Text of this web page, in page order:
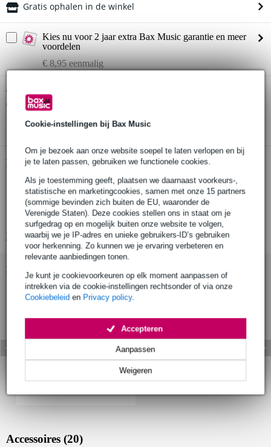
Cookie-instellingen bij Bax Music
Om je bezoek aan onze website soepel te laten verlopen en bij
je te laten passen, gebruiken we functionele cookies.
Als je toestemming geeft, plaatsen we daarnaast voorkeurs-,
statistische en marketingcookies, samen met onze 15 partners
(sommige bevinden zich buiten de EU, waaronder de
Verenigde Staten). Deze cookies stellen ons in staat om je
surfgedrag op en mogelijk buiten onze website te volgen,
waarbij we je IP-adres en unieke gebruikers-ID’s gebruiken
voor herkenning. Zo kunnen we je ervaring verbeteren en
relevante aanbiedingen tonen.
Je kunt je cookievoorkeuren op elk moment aanpassen of
intrekken via de cookie-instellingen rechtsonder of via onze
Cookiebeleid en Privacy policy.
Weigeren
Aanpassen
Accepteren
Gratis ophalen in de winkel
Kies nu voor 2 jaar extra Bax Music garantie en meer
voordelen
€ 8,95 eenmalig
Twijfel je of de
condensatormicrofoon (groen)
Start de check
Productinformatie
Monkey Banana Bonobo
grootmembraan condensatormicrofoon
kleur: groen
Bekijk alle productspecificaties
Bekijk ook eens (1)
Accessoires (20)